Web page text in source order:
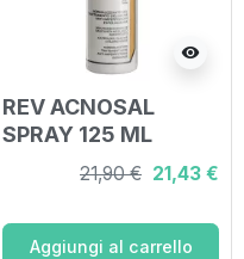
visibility
REV ACNOSAL
SPRAY 125 ML
21,90 € 21,43 €
Aggiungi al carrello